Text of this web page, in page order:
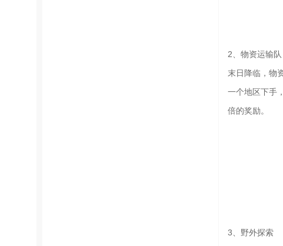
2、物资运输队
末日降临，物
一个地区下手
倍的奖励。
3、野外探索